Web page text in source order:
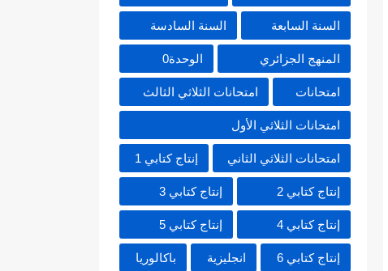
السنة السابعة السنة السادسة
المنهج الجزائري الوحدة0
امتحانات امتحانات الثلاثي الثالث
امتحانات الثلاثي الأول
امتحانات الثلاثي الثاني إنتاج كتابي 1
إنتاج كتابي 2 إنتاج كتابي 3
إنتاج كتابي 4 إنتاج كتابي 5
إنتاج كتابي 6 انجليزية باكالوريا